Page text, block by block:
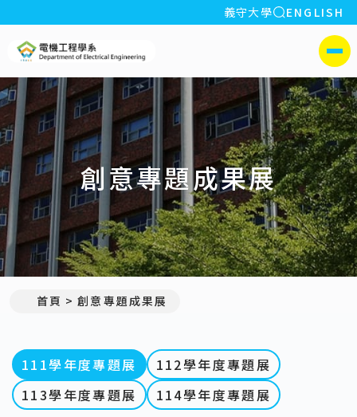
:::
義守大學 全站搜索
ENGLISH
側選單
創意專題成果展
首頁 創意專題成果展
111學年度專題展
112學年度專題展
113學年度專題展
114學年度專題展